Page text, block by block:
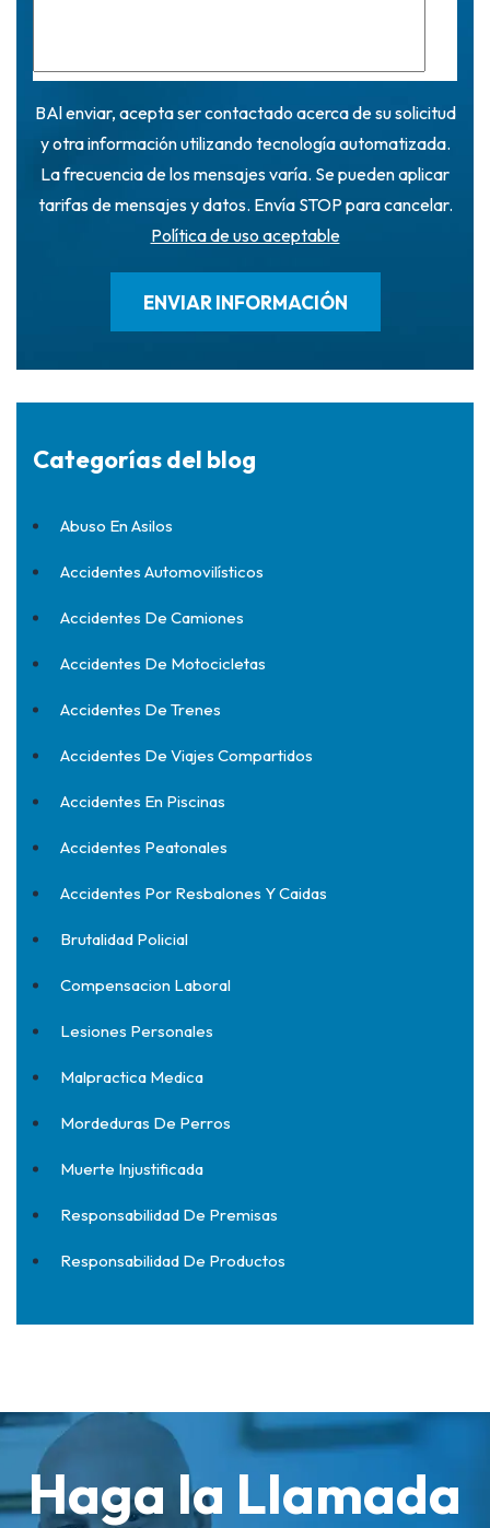
BAl enviar, acepta ser contactado acerca de su solicitud
y otra información utilizando tecnología automatizada.
La frecuencia de los mensajes varía. Se pueden aplicar
tarifas de mensajes y datos. Envía STOP para cancelar.
Política de uso aceptable
Categorías del blog
Abuso En Asilos
Accidentes Automovilísticos
Accidentes De Camiones
Accidentes De Motocicletas
Accidentes De Trenes
Accidentes De Viajes Compartidos
Accidentes En Piscinas
Accidentes Peatonales
Accidentes Por Resbalones Y Caidas
Brutalidad Policial
Compensacion Laboral
Lesiones Personales
Malpractica Medica
Mordeduras De Perros
Muerte Injustificada
Responsabilidad De Premisas
Responsabilidad De Productos
Haga la Llamada